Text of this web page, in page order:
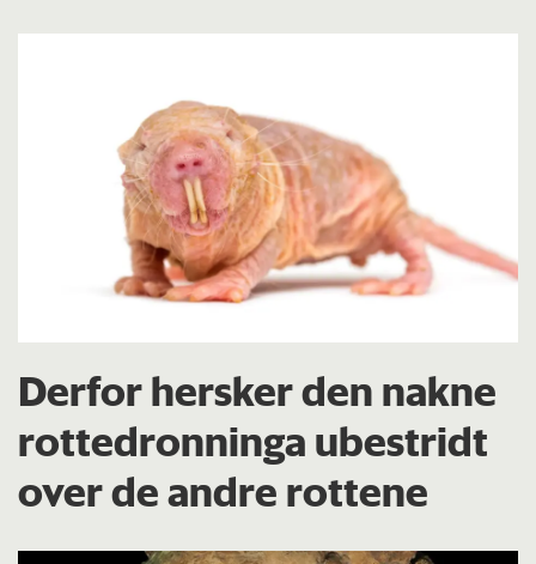
Derfor hersker den nakne
rottedronninga ubestridt
over de andre rottene